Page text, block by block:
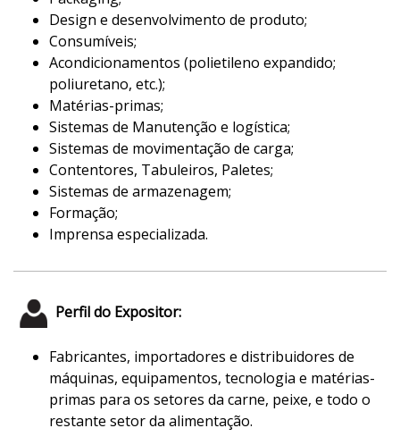
Design e desenvolvimento de produto;
Consumíveis;
Acondicionamentos (polietileno expandido;
poliuretano, etc.);
Matérias-primas;
Sistemas de Manutenção e logística;
Sistemas de movimentação de carga;
Contentores, Tabuleiros, Paletes;
Sistemas de armazenagem;
Formação;
Imprensa especializada.
Perfil do Expositor:
Fabricantes, importadores e distribuidores de
máquinas, equipamentos, tecnologia e matérias-
primas para os setores da carne, peixe, e todo o
restante setor da alimentação.